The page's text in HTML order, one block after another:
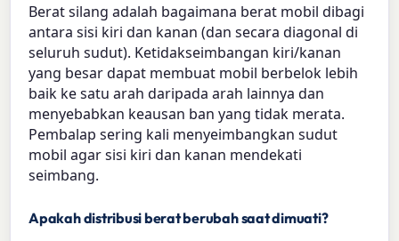
Berat silang adalah bagaimana berat mobil dibagi
antara sisi kiri dan kanan (dan secara diagonal di
seluruh sudut). Ketidakseimbangan kiri/kanan
yang besar dapat membuat mobil berbelok lebih
baik ke satu arah daripada arah lainnya dan
menyebabkan keausan ban yang tidak merata.
Pembalap sering kali menyeimbangkan sudut
mobil agar sisi kiri dan kanan mendekati
seimbang.
Apakah distribusi berat berubah saat dimuati?